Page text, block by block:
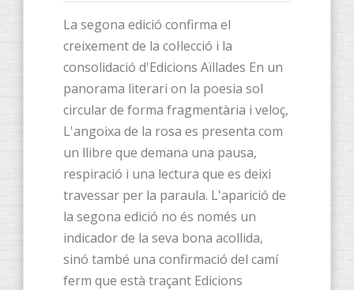
La segona edició confirma el
creixement de la col·lecció i la
consolidació d'Edicions Aïllades En un
panorama literari on la poesia sol
circular de forma fragmentària i veloç,
L'angoixa de la rosa es presenta com
un llibre que demana una pausa,
respiració i una lectura que es deixi
travessar per la paraula. L'aparició de
la segona edició no és només un
indicador de la seva bona acollida,
sinó també una confirmació del camí
ferm que està traçant Edicions